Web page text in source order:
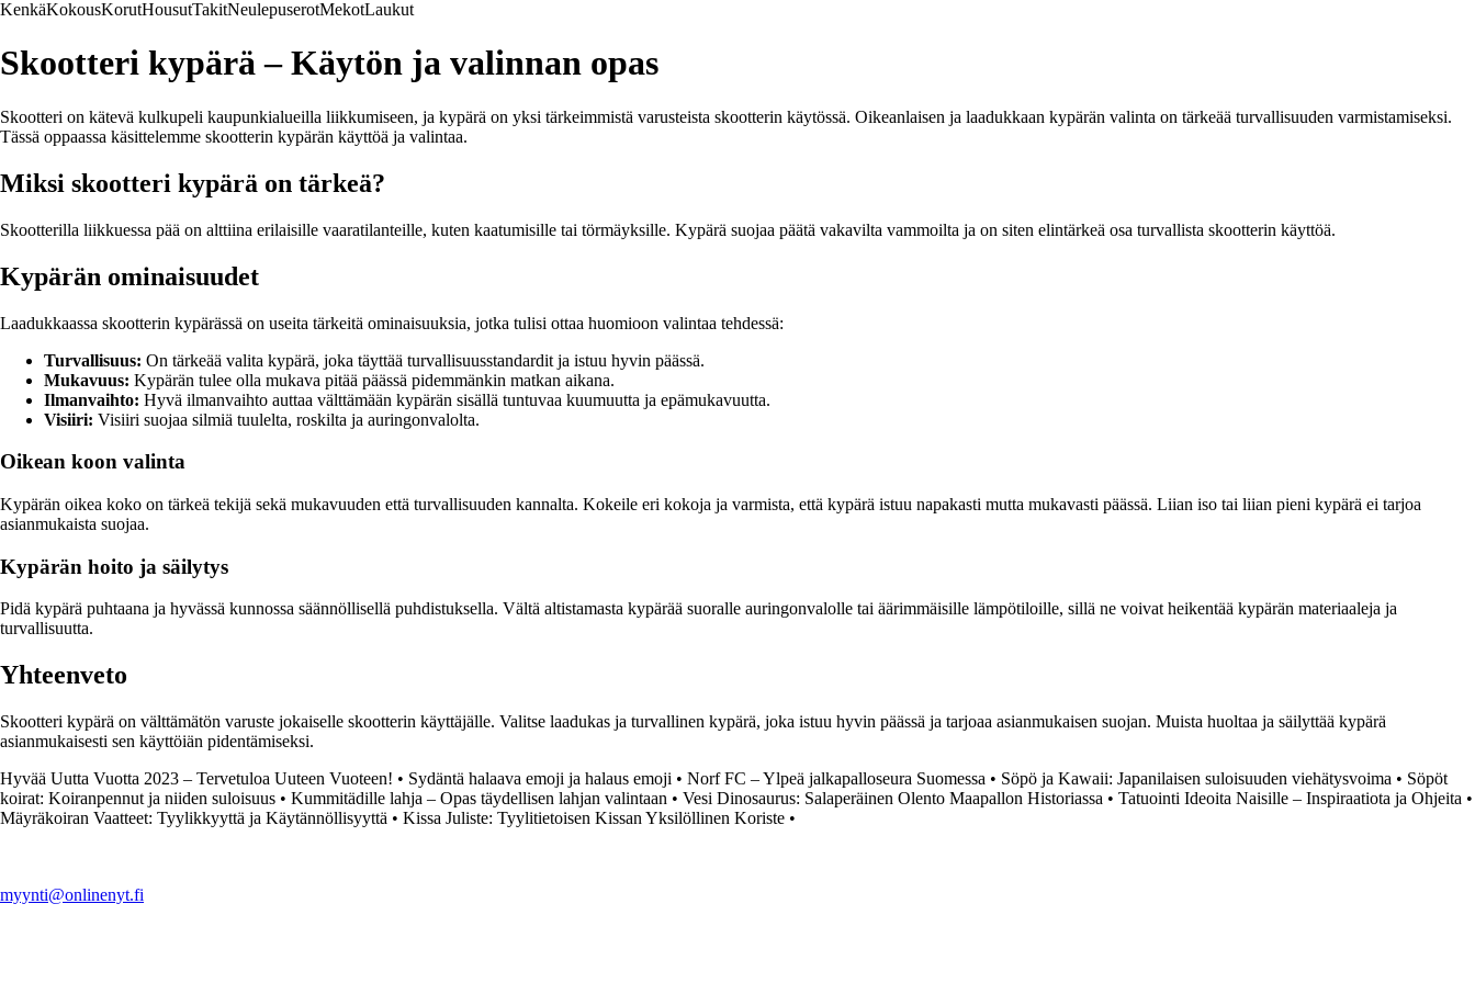
KenkäKokousKorutHousutTakitNeulepuserotMekotLaukut
Skootteri kypärä – Käytön ja valinnan opas
Skootteri on kätevä kulkupeli kaupunkialueilla liikkumiseen, ja kypärä on yksi tärkeimmistä varusteista skootterin käytössä. Oikeanlaisen ja laadukkaan kypärän valinta on tärkeää turvallisuuden varmistamiseksi.
Tässä oppaassa käsittelemme skootterin kypärän käyttöä ja valintaa.
Miksi skootteri kypärä on tärkeä?
Skootterilla liikkuessa pää on alttiina erilaisille vaaratilanteille, kuten kaatumisille tai törmäyksille. Kypärä suojaa päätä vakavilta vammoilta ja on siten elintärkeä osa turvallista skootterin käyttöä.
Kypärän ominaisuudet
Laadukkaassa skootterin kypärässä on useita tärkeitä ominaisuuksia, jotka tulisi ottaa huomioon valintaa tehdessä:
Turvallisuus: On tärkeää valita kypärä, joka täyttää turvallisuusstandardit ja istuu hyvin päässä.
Mukavuus: Kypärän tulee olla mukava pitää päässä pidemmänkin matkan aikana.
Ilmanvaihto: Hyvä ilmanvaihto auttaa välttämään kypärän sisällä tuntuvaa kuumuutta ja epämukavuutta.
Visiiri: Visiiri suojaa silmiä tuulelta, roskilta ja auringonvalolta.
Oikean koon valinta
Kypärän oikea koko on tärkeä tekijä sekä mukavuuden että turvallisuuden kannalta. Kokeile eri kokoja ja varmista, että kypärä istuu napakasti mutta mukavasti päässä. Liian iso tai liian pieni kypärä ei tarjoa
asianmukaista suojaa.
Kypärän hoito ja säilytys
Pidä kypärä puhtaana ja hyvässä kunnossa säännöllisellä puhdistuksella. Vältä altistamasta kypärää suoralle auringonvalolle tai äärimmäisille lämpötiloille, sillä ne voivat heikentää kypärän materiaaleja ja
turvallisuutta.
Yhteenveto
Skootteri kypärä on välttämätön varuste jokaiselle skootterin käyttäjälle. Valitse laadukas ja turvallinen kypärä, joka istuu hyvin päässä ja tarjoaa asianmukaisen suojan. Muista huoltaa ja säilyttää kypärä
asianmukaisesti sen käyttöiän pidentämiseksi.
Hyvää Uutta Vuotta 2023 – Tervetuloa Uuteen Vuoteen! • Sydäntä halaava emoji ja halaus emoji • Norf FC – Ylpeä jalkapalloseura Suomessa • Söpö ja Kawaii: Japanilaisen suloisuuden viehätysvoima • Söpöt
koirat: Koiranpennut ja niiden suloisuus • Kummitädille lahja – Opas täydellisen lahjan valintaan • Vesi Dinosaurus: Salaperäinen Olento Maapallon Historiassa • Tatuointi Ideoita Naisille – Inspiraatiota ja Ohjeita •
Mäyräkoiran Vaatteet: Tyylikkyyttä ja Käytännöllisyyttä • Kissa Juliste: Tyylitietoisen Kissan Yksilöllinen Koriste •
myynti@onlinenyt.fi